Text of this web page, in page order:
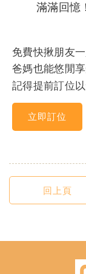
滿滿回憶！
免費快揪朋友
爸媽也能悠閒
記得提前訂位
立即訂位
回上頁